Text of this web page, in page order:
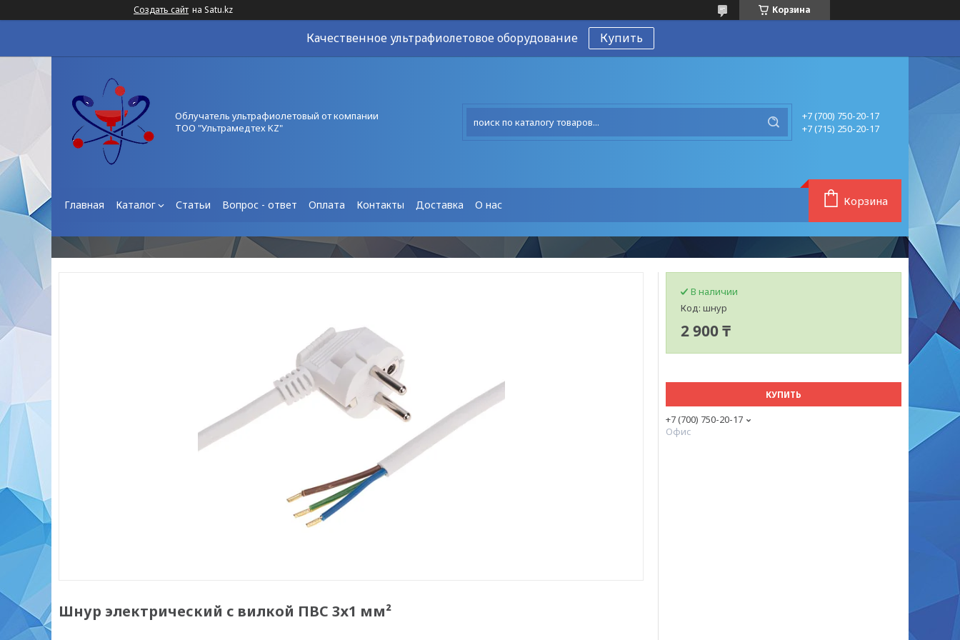
Создать сайт на Satu.kz Корзина
Качественное ультрафиолетовое оборудование Купить
Облучатель ультрафиолетовый от компании
ТОО "Ультрамедтех KZ"
+7 (700) 750-20-17
+7 (715) 250-20-17
Главная Каталог Статьи Вопрос - ответ Оплата Контакты Доставка О нас Корзина
Шнур электрический с вилкой ПВС 3х1 мм²
В наличии
Код: шнур
2 900 ₸
КУПИТЬ
+7 (700) 750-20-17
Офис